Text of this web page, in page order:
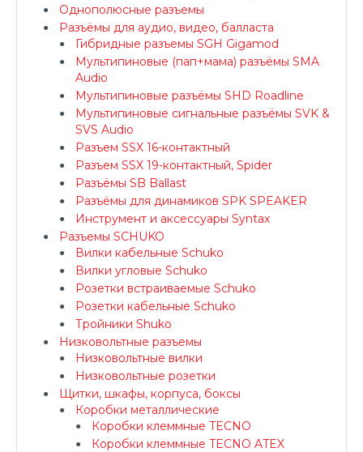
Однополюсные разъемы
Разъёмы для аудио, видео, балласта
Гибридные разъемы SGH Gigamod
Мультипиновые (пап+мама) разъёмы SMA
Audio
Мультипиновые разъёмы SHD Roadline
Мультипиновые сигнальные разъёмы SVK &
SVS Audio
Разъем SSX 16-контактный
Разъем SSX 19-контактный, Spider
Разъёмы SB Ballast
Разъёмы для динамиков SPK SPEAKER
Инструмент и аксессуары Syntax
Разъемы SCHUKO
Вилки кабельные Schuko
Вилки угловые Schuko
Розетки встраиваемые Schuko
Розетки кабельные Schuko
Тройники Shuko
Низковольтные разъемы
Низковольтные вилки
Низковольтные розетки
Щитки, шкафы, корпуса, боксы
Коробки металлические
Коробки клеммные TECNO
Коробки клеммные TECNO ATEX